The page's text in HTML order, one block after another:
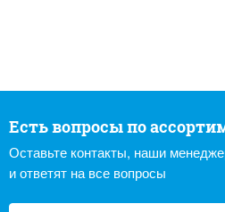
Есть вопросы по
Оставьте контакты, наши
и ответят на все вопросы